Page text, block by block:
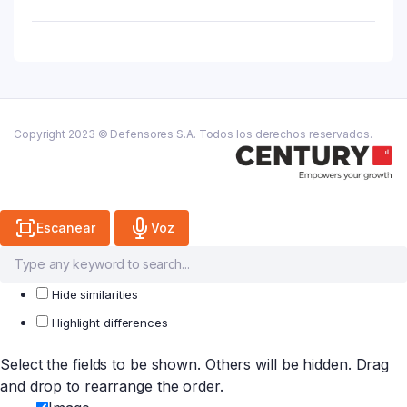
quantity
Copyright 2023 © Defensores S.A. Todos los derechos reservados.
Escanear Voz
Hide similarities
Highlight differences
Select the fields to be shown. Others will be hidden. Drag
and drop to rearrange the order.